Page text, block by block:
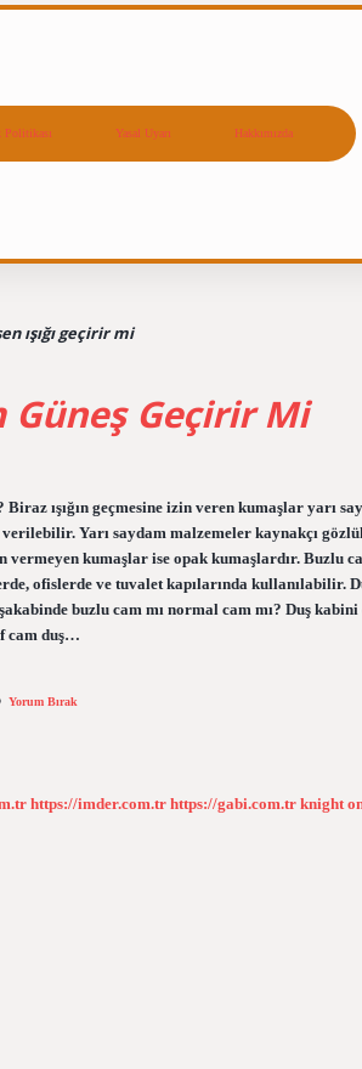
Yasal Uyarı Hakkımızda
ışığı geçirir mi
Güneş Geçirir Mi
Biraz ışığın geçmesine izin veren kumaşlar yarı
Yarı saydam malzemeler kaynakçı
vermeyen kumaşlar ise opak kumaşlardır.
ofislerde ve tuvalet kapılarında kullanılabilir.
buzlu cam mı normal cam mı? Duş
cam duş…
Yorum Bırak
https://imder.com.tr https://gabi.com.tr knight